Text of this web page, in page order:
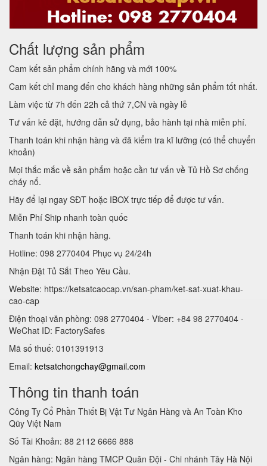
Chất lượng sản phẩm
Cam kết sản phẩm chính hãng và mới 100%
Cam kết chỉ mang đến cho khách hàng những sản phẩm tốt nhất.
Làm việc từ 7h đến 22h cả thứ 7,CN và ngày lễ
Tư vấn kê đặt, hướng dẫn sử dụng, bảo hành tại nhà miễn phí.
Thanh toán khi nhận hàng và đã kiểm tra kĩ lưỡng (có thể chuyển
khoản)
Mọi thắc mắc về sản phẩm hoặc cần tư vấn về Tủ Hồ Sơ chống
cháy nổ.
Hãy để lại ngay SĐT hoặc IBOX trực tiếp để được tư vấn.
Miễn Phí Ship nhanh toàn quốc
Thanh toán khi nhận hàng.
Hotline: 098 2770404 Phục vụ 24/24h
Nhận Đặt Tủ Sắt Theo Yêu Cầu.
Website: https://ketsatcaocap.vn/san-pham/ket-sat-xuat-khau-
cao-cap
Điện thoại văn phòng: 098 2770404 - Viber: +84 98 2770404 -
WeChat ID: FactorySafes
Mã số thuế: 0101391913
Email: ketsatchongchay@gmail.com
Thông tin thanh toán
Công Ty Cổ Phần Thiết Bị Vật Tư Ngân Hàng và An Toàn Kho
Qũy Việt Nam
Số Tài Khoản: 88 2112 6666 888
Ngân hàng: Ngân hàng TMCP Quân Đội - Chi nhánh Tây Hà Nội